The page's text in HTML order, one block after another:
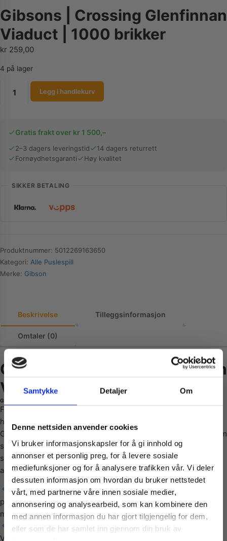
Samtykke Detaljer Om
Denne nettsiden anvender cookies
Vi bruker informasjonskapsler for å gi innhold og
annonser et personlig preg, for å levere sosiale
mediefunksjoner og for å analysere trafikken vår. Vi deler
dessuten informasjon om hvordan du bruker nettstedet
vårt, med partnerne våre innen sosiale medier,
annonsering og analysearbeid, som kan kombinere den
med annen informasjon du har gjort tilgjengelig for dem,
eller som de har samlet inn gjennom din bruk av
Gibsons | Crossing Glenfinnan
Viaduct | 1000 brikker
kr 259,00
4 på lager
Viaduct
1000
antall
Legg i handlekurv
Gratis frakt over kr 1 500,–
2–3 dagers leveringstid
14 dagers returrett
Fornøydhetsgaranti
Høy kvalitet
SIKKER BETALING
Produktnummer: 5012269163650
Kategori: Alle Puslespill
Merke: Gibson
Beskrivelse Tilleggsinformasjon
Omtaler (0)
Gibsons | Crossing Glenfinnan
Viaduct | 1000 brikker
Gibsons puslespill med motiv av Crossing Glenfinnan Viaduct
Fordyp deg i den majestetiske skjønnheten til det skotske
høylandet med dette puslespillet — motivet Crossing
Glenfinnan Viaduct fanger den ikoniske jernbaneviadukten som
slynger seg gjennom dramatiske landskap med et damptog
som passerer over buene, omgitt av fjell, innsjøer og historisk
arkitektur.
1000 brikker – Passer godt for erfarne og entusiastiske
puslere som vil ha mange timer med konsentrasjon og
mestring.
Storslått landskaps‑ & togmotiv – Den kjente Glenfinnan
Viaduct, bygget i 1897–1901 og kjent fra film og kulturarv.
Vil du ha
10% Rabatt?
Meld deg på vårt nyhetsbrev og motta
gode tilbud og produktinformasjon fra
oss¢!